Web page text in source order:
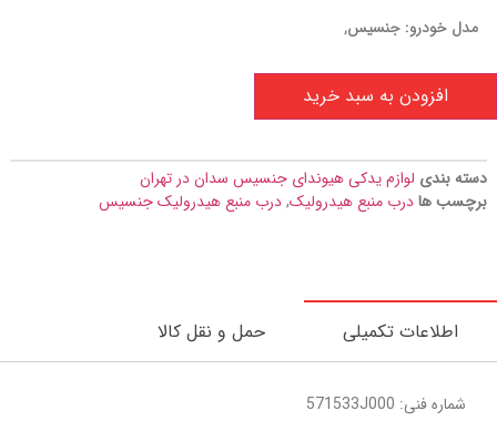
مدل خودرو: جنسیس,
افزودن به سبد خرید
دسته بندی لوازم یدکی هیوندای جنسیس سدان در تهران
برچسب هادرب منبع هیدرولیک,درب منبع هیدرولیک جنسیس
اطلاعات تکمیلی حمل و نقل کالا
شماره فنی: 571533J000